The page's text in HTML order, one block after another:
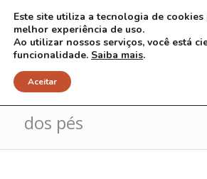
Arquivo para Tag: sinal
dos pés
Este site utiliza a tecnologia de cookies
melhor experiência de uso.
Ao utilizar nossos serviços, você está
funcionalidade. Saiba mais.
Aceitar